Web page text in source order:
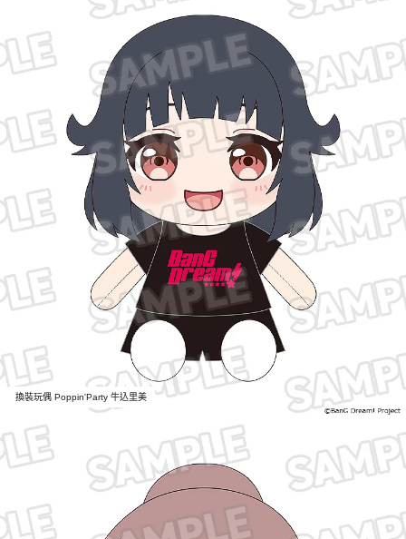
換裝玩偶 Poppin'Party 牛込里美